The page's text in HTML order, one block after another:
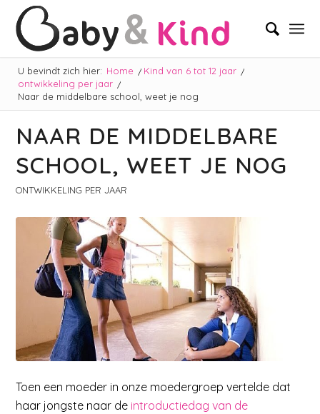
U bevindt zich hier: Home / Kind van 6 tot 12 jaar /
ontwikkeling per jaar /
Naar de middelbare school, weet je nog
NAAR DE MIDDELBARE
SCHOOL, WEET JE NOG
ONTWIKKELING PER JAAR
Toen een moeder in onze moedergroep vertelde dat
haar jongste naar de introductiedag van de